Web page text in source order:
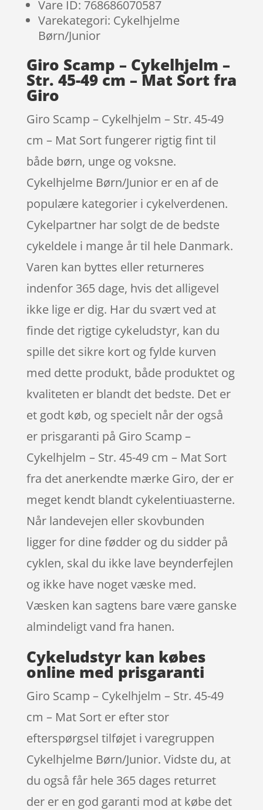
Vare ID: 768686070587
Varekategori: Cykelhjelme
Børn/Junior
Giro Scamp – Cykelhjelm –
Str. 45-49 cm – Mat Sort fra
Giro
Giro Scamp – Cykelhjelm – Str. 45-49
cm – Mat Sort fungerer rigtig fint til
både børn, unge og voksne.
Cykelhjelme Børn/Junior er en af de
populære kategorier i cykelverdenen.
Cykelpartner har solgt de de bedste
cykeldele i mange år til hele Danmark.
Varen kan byttes eller returneres
indenfor 365 dage, hvis det alligevel
ikke lige er dig. Har du svært ved at
finde det rigtige cykeludstyr, kan du
spille det sikre kort og fylde kurven
med dette produkt, både produktet og
kvaliteten er blandt det bedste. Det er
et godt køb, og specielt når der også
er prisgaranti på Giro Scamp –
Cykelhjelm – Str. 45-49 cm – Mat Sort
fra det anerkendte mærke Giro, der er
meget kendt blandt cykelentiuasterne.
Når landevejen eller skovbunden
ligger for dine fødder og du sidder på
cyklen, skal du ikke lave beynderfejlen
og ikke have noget væske med.
Væsken kan sagtens bare være ganske
almindeligt vand fra hanen.
Cykeludstyr kan købes
online med prisgaranti
Giro Scamp – Cykelhjelm – Str. 45-49
cm – Mat Sort er efter stor
efterspørgsel tilføjet i varegruppen
Cykelhjelme Børn/Junior. Vidste du, at
du også får hele 365 dages returret
der er en god garanti mod at købe det